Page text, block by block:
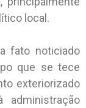
local.
fato noticiado
que se tece
exteriorizado